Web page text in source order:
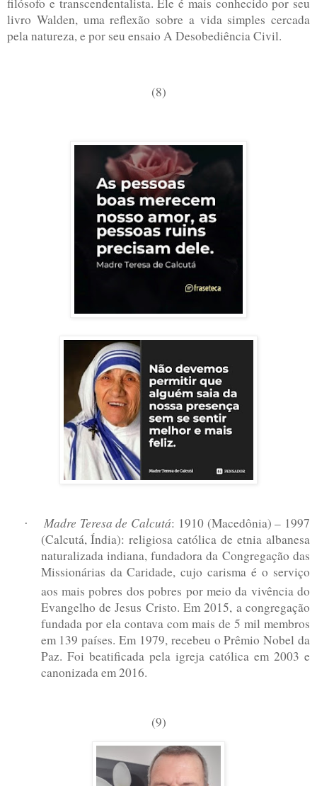
filósofo e transcendentalista. Ele é mais conhecido por seu
livro Walden, uma reflexão sobre a vida simples cercada
pela natureza, e por seu ensaio A Desobediência Civil.
(8)
· Madre Teresa de Calcutá: 1910 (Macedônia) – 1997
(Calcutá, Índia): religiosa católica de etnia albanesa
naturalizada indiana, fundadora da Congregação das
Missionárias da Caridade,cujo carisma é o serviço
aos mais pobres dos pobres por meio da vivência do
Evangelho de Jesus Cristo. Em 2015, a congregação
fundada por ela contava com mais de 5 mil membros
em 139 países.Em 1979, recebeu o Prêmio Nobel da
Paz. Foi beatificada pela igreja católica em 2003 e
canonizada em 2016.
(9)